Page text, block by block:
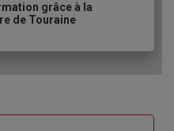
grâce à la
de Touraine